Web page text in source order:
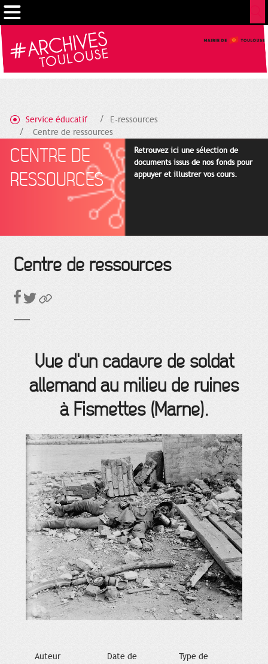
Service éducatif
E-ressources
Centre de ressources
CENTRE DE
RESSOURCES
Retrouvez ici une sélection de
documents issus de nos fonds pour
appuyer et illustrer vos cours.
Centre de ressources
Vue d'un cadavre de soldat
allemand au milieu de ruines
à Fismettes (Marne).
Auteur
Date de
Type de
Gestion de vos préférences sur les cookies